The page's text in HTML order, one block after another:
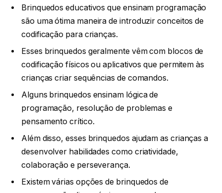
Brinquedos educativos que ensinam programação
são uma ótima maneira de introduzir conceitos de
codificação para crianças.
Esses brinquedos geralmente vêm com blocos de
codificação físicos ou aplicativos que permitem às
crianças criar sequências de comandos.
Alguns brinquedos ensinam lógica de
programação, resolução de problemas e
pensamento crítico.
Além disso, esses brinquedos ajudam as crianças a
desenvolver habilidades como criatividade,
colaboração e perseverança.
Existem várias opções de brinquedos de